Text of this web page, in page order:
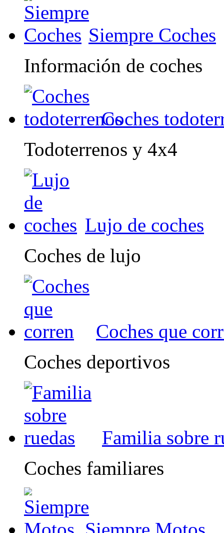
Siempre Coches
Información de coches
Coches
Todoterrenos y 4x4
Lujo de coches
Coches de lujo
Coches que
Coches deportivos
Familia sobre
Coches familiares